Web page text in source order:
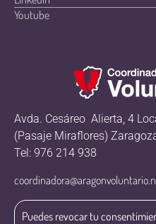
Youtube
Avda. Cesáreo Alierta, 4
(Pasaje Miraflores)
Tel: 976 214 938
Puedes revocar tu